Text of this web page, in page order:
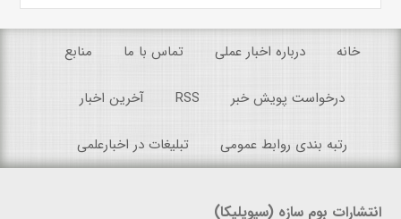
خانه درباره اخبار عملی تماس با ما منابع
درخواست پویش خبر RSS آخرین اخبار
رتبه بندی روابط عمومی تبلیغات در اخبارعلمی
انتشارات بوم سازه (سیویلیکا)